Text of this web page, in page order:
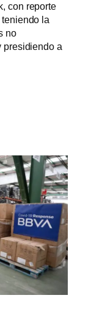
con reporte
la
no
presidiendo a